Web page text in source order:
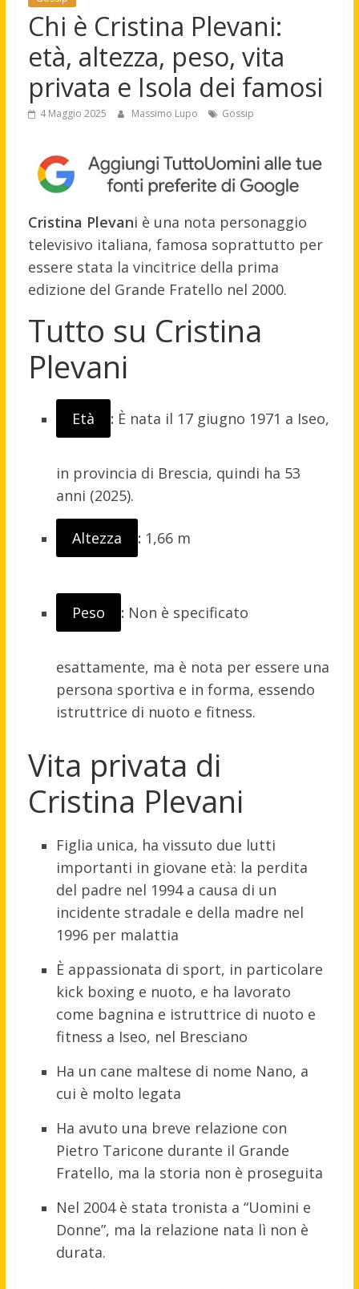
Chi è Cristina Plevani:
età, altezza, peso, vita
privata e Isola dei famosi
4 Maggio 2025 Massimo Lupo Gossip
Cristina Plevani è una nota personaggio
televisivo italiana, famosa soprattutto per
essere stata la vincitrice della prima
edizione del Grande Fratello nel 2000.
Tutto su Cristina
Plevani
Età : È nata il 17 giugno 1971 a Iseo,
in provincia di Brescia, quindi ha 53
anni (2025).
Altezza : 1,66 m
Peso : Non è specificato
esattamente, ma è nota per essere una
persona sportiva e in forma, essendo
istruttrice di nuoto e fitness.
Vita privata di
Cristina Plevani
Figlia unica, ha vissuto due lutti
importanti in giovane età: la perdita
del padre nel 1994 a causa di un
incidente stradale e della madre nel
1996 per malattia
È appassionata di sport, in particolare
kick boxing e nuoto, e ha lavorato
come bagnina e istruttrice di nuoto e
fitness a Iseo, nel Bresciano
Ha un cane maltese di nome Nano, a
cui è molto legata
Ha avuto una breve relazione con
Pietro Taricone durante il Grande
Fratello, ma la storia non è proseguita
Nel 2004 è stata tronista a “Uomini e
Donne”, ma la relazione nata lì non è
durata.